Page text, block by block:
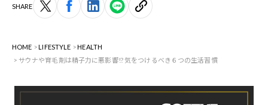
SHARE
HOME LIFESTYLE
HEALTH
サウナや育毛剤は精子力に悪影響!? 気をつけるべき６つの生活習慣